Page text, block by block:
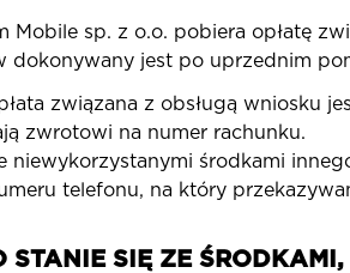
Mobile sp. z o.o. pobiera opłatę
dokonywany jest po uprzednim
związana z obsługą wniosku
zwrotowi na numer rachunku.
niewykorzystanymi środkami
telefonu, na który
STANIE SIĘ ZE